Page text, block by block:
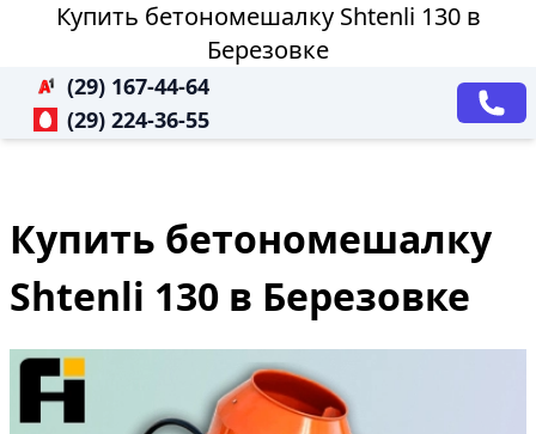
Купить бетономешалку Shtenli 130 в
Березовке
(29) 167-44-64
(29) 224-36-55
Купить бетономешалку
Shtenli 130 в Березовке